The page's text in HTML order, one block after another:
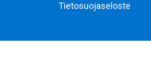
Tietosuojaseloste